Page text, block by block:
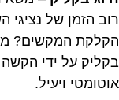
רוב הזמן של נציגי
הקלקת המקשים?
בקליק על ידי
אוטומטי ויעיל.